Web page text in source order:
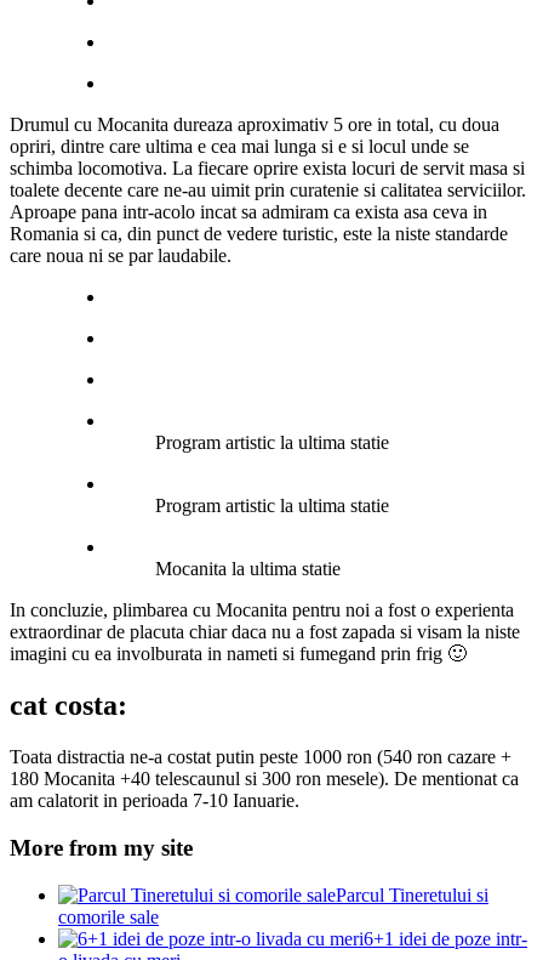
Drumul cu Mocanita dureaza aproximativ 5 ore in total, cu doua
opriri, dintre care ultima e cea mai lunga si e si locul unde se
schimba locomotiva. La fiecare oprire exista locuri de servit masa si
toalete decente care ne-au uimit prin curatenie si calitatea serviciilor.
Aproape pana intr-acolo incat sa admiram ca exista asa ceva in
Romania si ca, din punct de vedere turistic, este la niste standarde
care noua ni se par laudabile.
Program artistic la ultima statie
Program artistic la ultima statie
Mocanita la ultima statie
In concluzie, plimbarea cu Mocanita pentru noi a fost o experienta
extraordinar de placuta chiar daca nu a fost zapada si visam la niste
imagini cu ea involburata in nameti si fumegand prin frig 🙂
cat costa:
Toata distractia ne-a costat putin peste 1000 ron (540 ron cazare +
180 Mocanita +40 telescaunul si 300 ron mesele). De mentionat ca
am calatorit in perioada 7-10 Ianuarie.
More from my site
Parcul Tineretului si
comorile sale
6+1 idei de poze intr-